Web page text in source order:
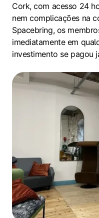
Cork, com acesso 24
nem complicações na
Spacebring, os
imediatamente em
investimento se pagou